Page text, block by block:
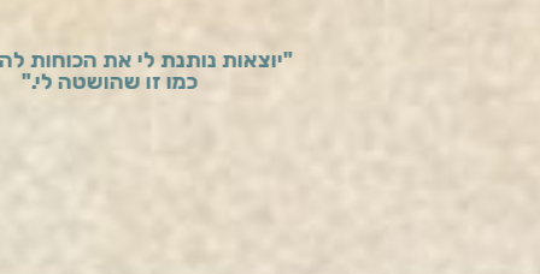
"יוצאות נותנת לי את הכוחות להושיט יד,
כמו זו שהושטה לי."